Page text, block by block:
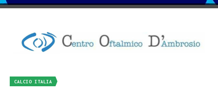
CALCIO ITALIA